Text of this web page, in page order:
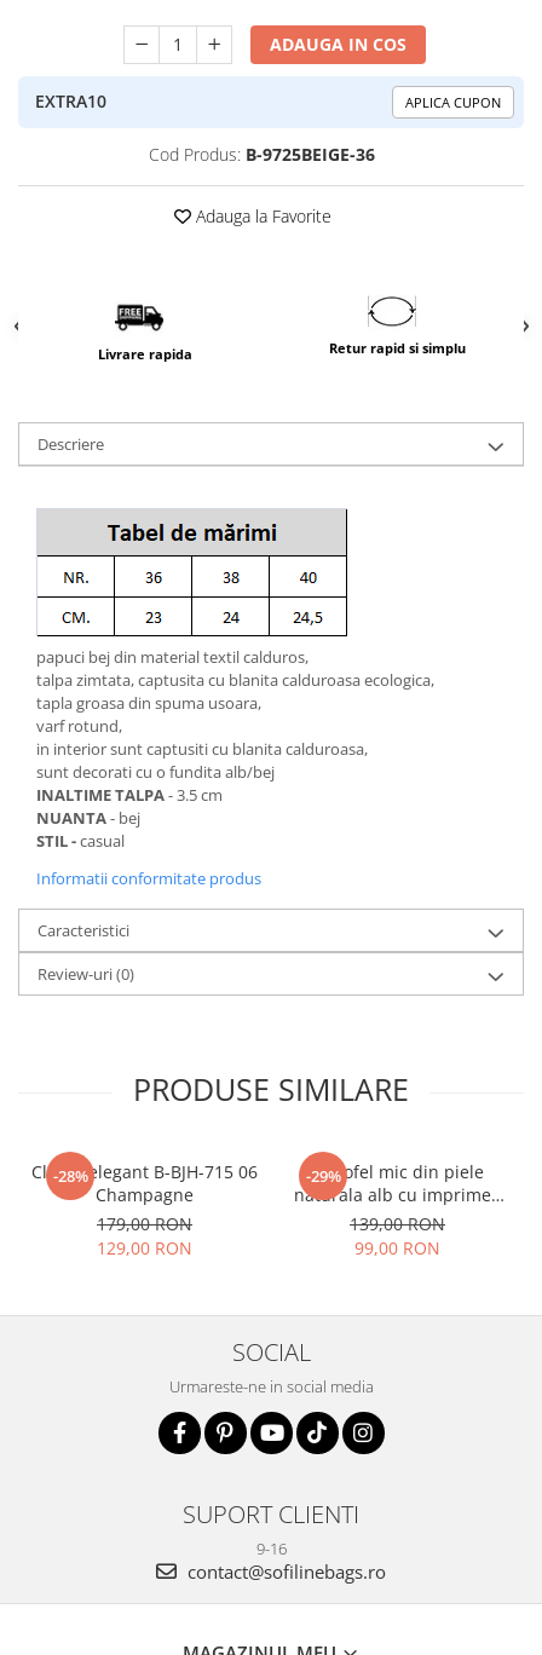
ADAUGA IN COS
EXTRA10 APLICA CUPON
Cod Produs: B-9725BEIGE-36
Adauga la Favorite
Livrare rapida Retur rapid si simplu
Descriere
papuci bej din material textil calduros,
talpa zimtata, captusita cu blanita calduroasa ecologica,
tapla groasa din spuma usoara,
varf rotund,
in interior sunt captusiti cu blanita calduroasa,
sunt decorati cu o fundita alb/bej
INALTIME TALPA- 3.5 cm
NUANTA- bej
STIL -casual
Informatii conformitate produs
Caracteristici
Review-uri(0)
PRODUSE SIMILARE
-28%
Clutch elegant B-BJH-715 06
Champagne
179,00 RON
129,00 RON
-29%
Portofel mic din piele
naturala alb cu imprimeu
B-8912 07
139,00 RON
99,00 RON
SOCIAL
Urmareste-ne in social media
SUPORT CLIENTI
9-16
contact@sofilinebags.ro